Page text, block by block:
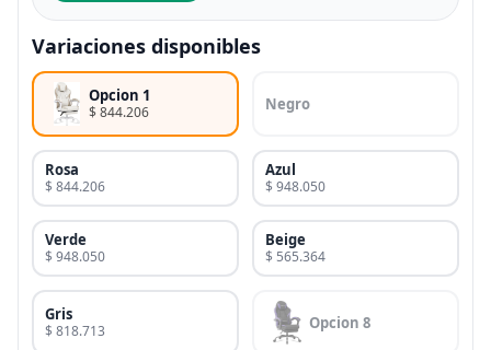
Variaciones disponibles
Opcion 1
$ 844.206 Negro
Rosa
$ 844.206
Azul
$ 948.050
Verde
$ 948.050
Beige
$ 565.364
Gris
$ 818.713 Opcion 8